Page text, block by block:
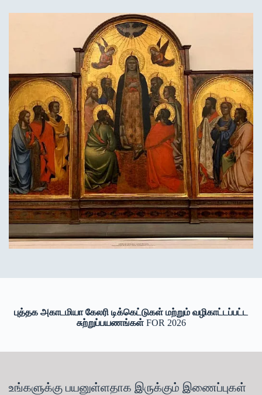
புத்தக அகாடமியா கேலரி டிக்கெட்டுகள் மற்றும் வழிகாட்டப்பட்ட
சுற்றுப்பயணங்கள்FOR 2026
உங்களுக்கு பயனுள்ளதாக இருக்கும் இணைப்புகள்